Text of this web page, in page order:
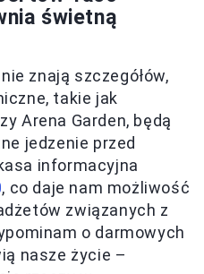
świetną
znają szczegółów,
takie jak
Arena Garden, będą
jedzenie przed
informacyjna
, co daje nam możliwość
związanych z
o darmowych
nasze życie –